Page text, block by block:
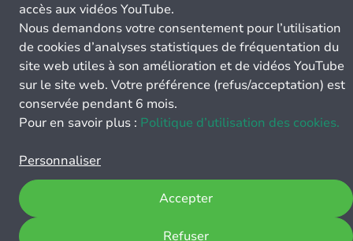
accès aux vidéos YouTube.
Nous demandons votre consentement pour l’utilisation
de cookies d’analyses statistiques de fréquentation du
site web utiles à son amélioration et de vidéos YouTube
sur le site web. Votre préférence (refus/acceptation) est
conservée pendant 6 mois.
Pour en savoir plus : Politique d’utilisation des cookies.
Personnaliser
Refuser
Accepter